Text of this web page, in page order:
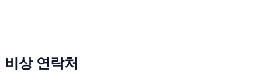
비상 연락처